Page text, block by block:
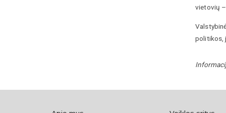
vietovių
politikos,